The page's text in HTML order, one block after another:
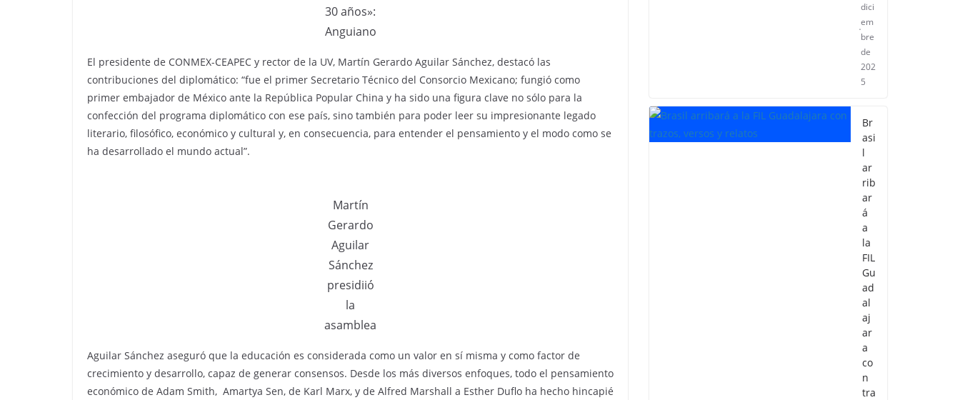
30 años»:
Anguiano
El presidente de CONMEX-CEAPEC y rector de la UV, Martín Gerardo Aguilar Sánchez, destacó las
contribuciones del diplomático: “fue el primer Secretario Técnico del Consorcio Mexicano; fungió como
primer embajador de México ante la República Popular China y ha sido una figura clave no sólo para la
confección del programa diplomático con ese país, sino también para poder leer su impresionante legado
literario, filosófico, económico y cultural y, en consecuencia, para entender el pensamiento y el modo como se
ha desarrollado el mundo actual”.
Martín
Gerardo
Aguilar
Sánchez
presidiió
la
asamblea
Aguilar Sánchez aseguró que la educación es considerada como un valor en sí misma y como factor de
crecimiento y desarrollo, capaz de generar consensos. Desde los más diversos enfoques, todo el pensamiento
económico de Adam Smith, Amartya Sen, de Karl Marx, y de Alfred Marshall a Esther Duflo ha hecho hincapié
dici
em
bre
de
202
5
Br
asi
l
ar
rib
ar
á
a
la
FIL
Gu
ad
al
aj
ar
a
co
n
tra